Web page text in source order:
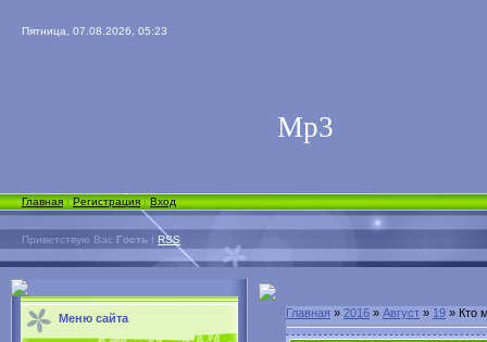
Пятница, 07.08.2026, 05:23
Мp3
Главная|Регистрация|Вход
Приветствую Вас Гость | RSS
Меню сайта Главная » 2016 » Август » 19 » Кто